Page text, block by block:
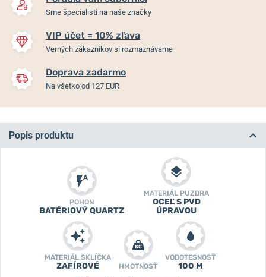
Sme špecialisti na naše značky
VIP účet = 10% zľava
Verných zákazníkov si rozmaznávame
Doprava zadarmo
Na všetko od 127 EUR
Popis produktu
POHON
BATÉRIOVÝ QUARTZ
MATERIÁL PUZDRA
OCEĽ S PVD
ÚPRAVOU
MATERIÁL SKLÍČKA
ZAFÍROVÉ HMOTNOSŤ
VODOTESNOSŤ
100 M